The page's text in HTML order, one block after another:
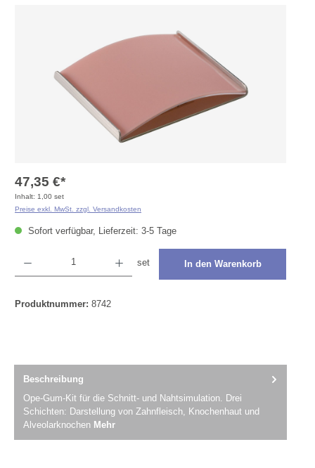
47,35 €*
Inhalt: 1,00 set
Preise exkl. MwSt. zzgl. Versandkosten
Sofort verfügbar, Lieferzeit: 3-5 Tage
set In den Warenkorb
Produktnummer: 8742
Beschreibung
Ope-Gum-Kit für die Schnitt- und Nahtsimulation. Drei
Schichten: Darstellung von Zahnfleisch, Knochenhaut und
Alveolarknochen Mehr